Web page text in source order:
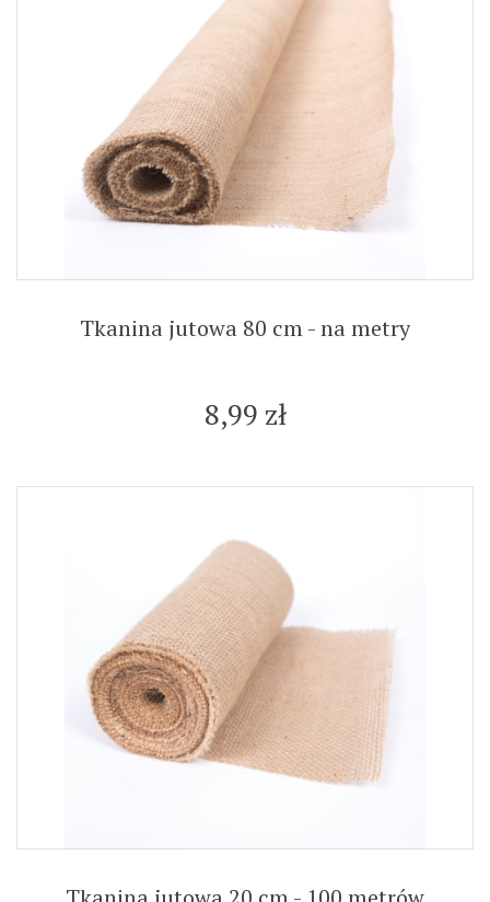
Tkanina jutowa 80 cm - na metry
8,99 zł